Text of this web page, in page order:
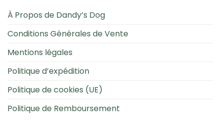
À Propos de Dandy’s Dog
Conditions Générales de Vente
Mentions légales
Politique d’expédition
Politique de cookies (UE)
Politique de Remboursement